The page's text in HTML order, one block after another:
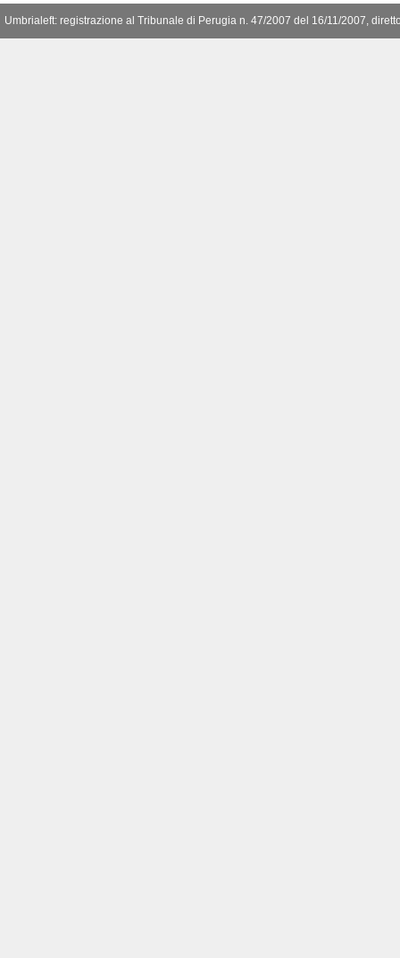
Umbrialeft: registrazione al Tribunale di Perugia n. 47/2007 del 16/11/2007,